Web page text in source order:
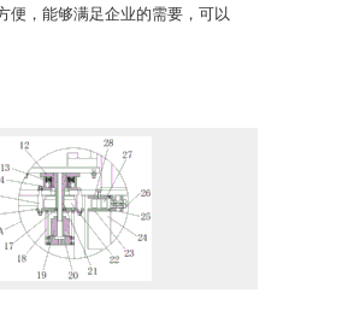
便，能够满足企业的需要，可以